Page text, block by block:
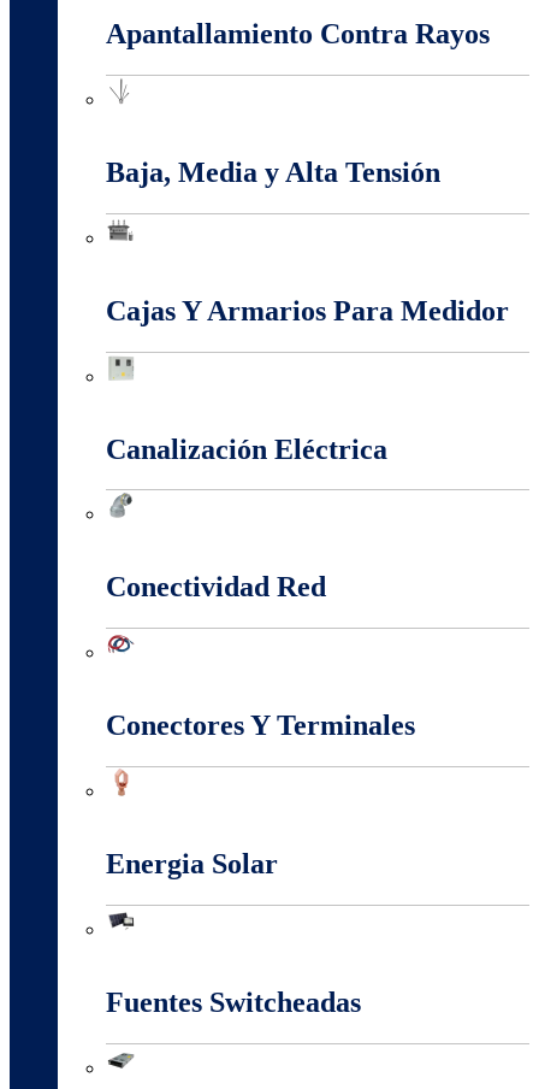
Apantallamiento Contra Rayos
Baja, Media y Alta Tensión
Cajas Y Armarios Para Medidor
Canalización Eléctrica
Conectividad Red
Conectores Y Terminales
Energia Solar
Fuentes Switcheadas